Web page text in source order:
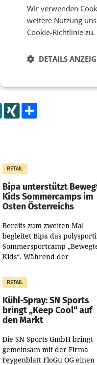
LinkedInXING
RETAIL
Bipa unterstützt
Kids Sommercamps im
Osten Österreichs
Bereits zum zweiten Mal
begleitet Bipa das
Sommersportcamp
Kids“. Während der
Juli und August versorgt das
Unternehmen Kinder sowie
RETAIL
Kühl-Spray: SN Sports
bringt „Keep Cool“ auf
den Markt
Die SN Sports GmbH bringt
gemeinsam mit der Firma
Feygenblatt FloGu OG einen
Wir verwenden
weitere Nutzung
Cookie-Richtlinie zu.
DETAILS